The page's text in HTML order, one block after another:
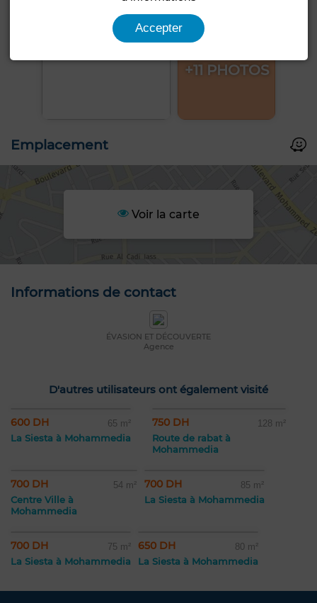
+11 PHOTOS
Emplacement
Voir la carte
Informations de contact
ÉVASION ET DÉCOUVERTE
Agence
D'autres utilisateurs ont également visité
600 DH 65 m²
La Siesta à Mohammedia
750 DH 128 m²
Route de rabat à
Mohammedia
700 DH 54 m²
Centre Ville à
Mohammedia
700 DH 85 m²
La Siesta à Mohammedia
700 DH 75 m²
La Siesta à Mohammedia
650 DH 80 m²
La Siesta à Mohammedia
Accepter